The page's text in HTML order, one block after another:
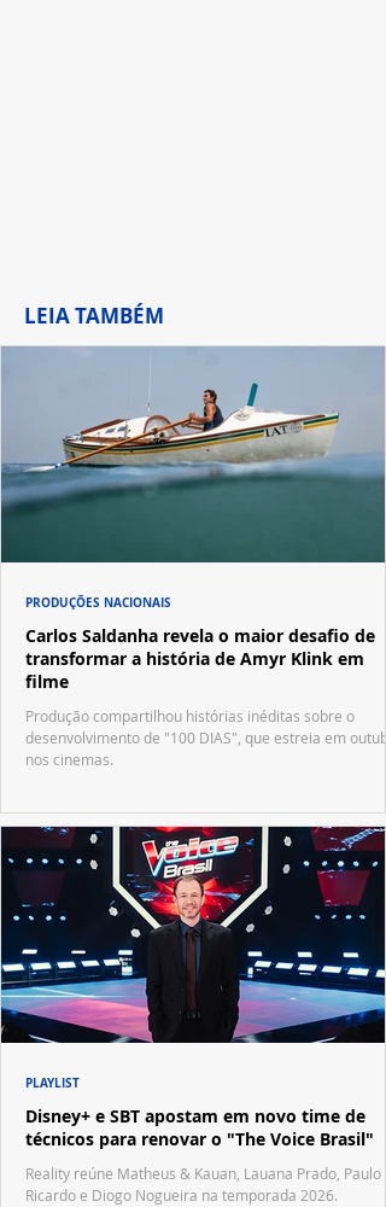
LEIA TAMBÉM
Carlos Saldanha revela o maior desafio de
transformar a história de Amyr Klink em
filme
Produção compartilhou histórias inéditas sobre o
desenvolvimento de "100 DIAS", que estreia em
nos cinemas.
PRODUÇÕES NACIONAIS
Disney+ e SBT apostam em novo time de
técnicos para renovar o "The Voice Brasil"
Reality reúne Matheus & Kauan, Lauana Prado, Paulo
Ricardo e Diogo Nogueira na temporada 2026.
PLAYLIST